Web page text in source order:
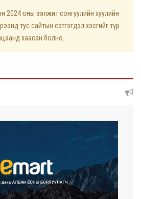
оны ээлжит сонгуулийн хуулийн
тус сайтын сэтгэгдэл хэсгийг түр
хаасан болно.